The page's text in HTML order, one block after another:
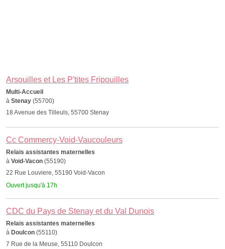
Arsouilles et Les P'tites Fripouilles
Multi-Accueil
à Stenay (55700)
18 Avenue des Tilleuls, 55700 Stenay
Cc Commercy-Void-Vaucouleurs
Relais assistantes maternelles
à Void-Vacon (55190)
22 Rue Louviere, 55190 Void-Vacon
Ouvert jusqu'à 17h
CDC du Pays de Stenay et du Val Dunois
Relais assistantes maternelles
à Doulcon (55110)
7 Rue de la Meuse, 55110 Doulcon